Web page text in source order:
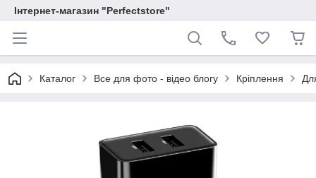
Інтернет-магазин "Perfectstore"
Каталог Все для фото - відео блогу Кріплення